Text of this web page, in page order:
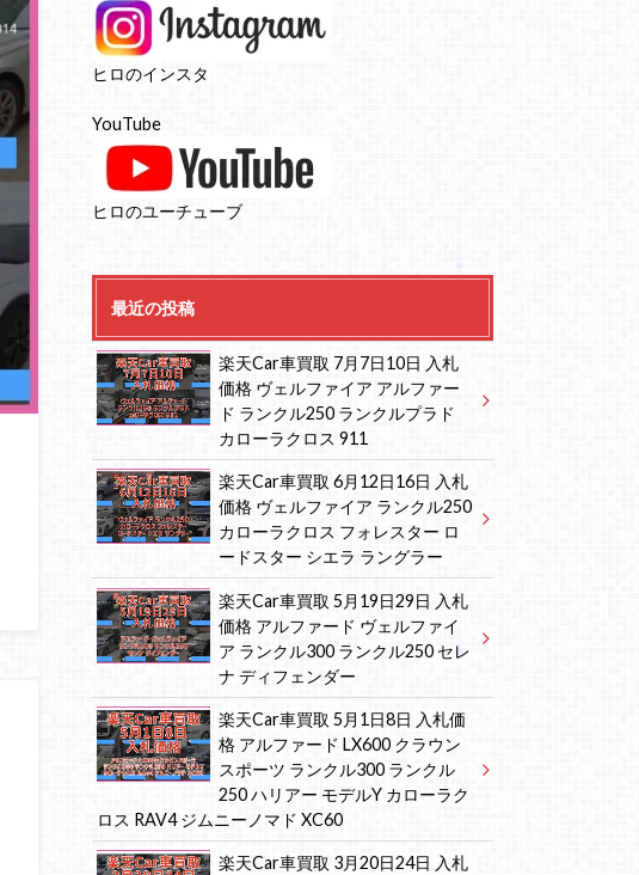
ヒロのインスタ
YouTube
ヒロのユーチューブ
最近の投稿
楽天Car車買取 7月7日10日 入札
価格 ヴェルファイア アルファー
ド ランクル250 ランクルプラド
カローラクロス 911
楽天Car車買取 6月12日16日 入札
価格 ヴェルファイア ランクル250
カローラクロス フォレスター ロ
ードスター シエラ ラングラー
楽天Car車買取 5月19日29日 入札
価格 アルファード ヴェルファイ
ア ランクル300 ランクル250 セレ
ナ ディフェンダー
楽天Car車買取 5月1日8日 入札価
格 アルファード LX600 クラウン
スポーツ ランクル300 ランクル
250 ハリアー モデルY カローラク
ロス RAV4 ジムニーノマド XC60
楽天Car車買取 3月20日24日 入札